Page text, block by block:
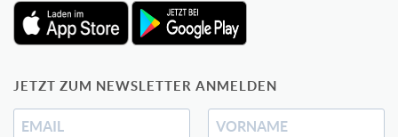
JETZT ZUM NEWSLETTER ANMELDEN